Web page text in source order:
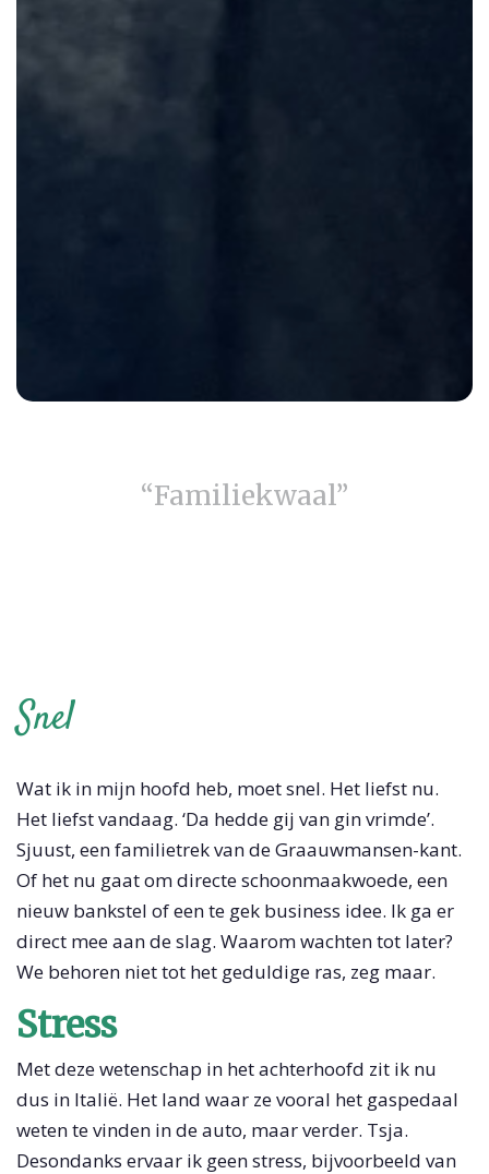
“Familiekwaal”
Snel
Wat ik in mijn hoofd heb, moet snel. Het liefst nu.
Het liefst vandaag. ‘Da hedde gij van gin vrimde’.
Sjuust, een familietrek van de Graauwmansen-kant.
Of het nu gaat om directe schoonmaakwoede, een
nieuw bankstel of een te gek business idee. Ik ga er
direct mee aan de slag. Waarom wachten tot later?
We behoren niet tot het geduldige ras, zeg maar.
Stress
Met deze wetenschap in het achterhoofd zit ik nu
dus in Italië. Het land waar ze vooral het gaspedaal
weten te vinden in de auto, maar verder. Tsja.
Desondanks ervaar ik geen stress, bijvoorbeeld van